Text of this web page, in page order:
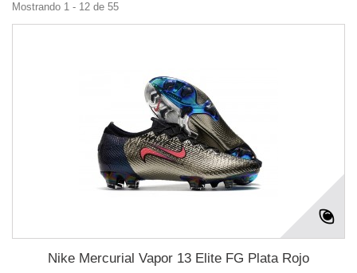
Mostrando 1 - 12 de 55
Nike Mercurial Vapor 13 Elite FG Plata Rojo